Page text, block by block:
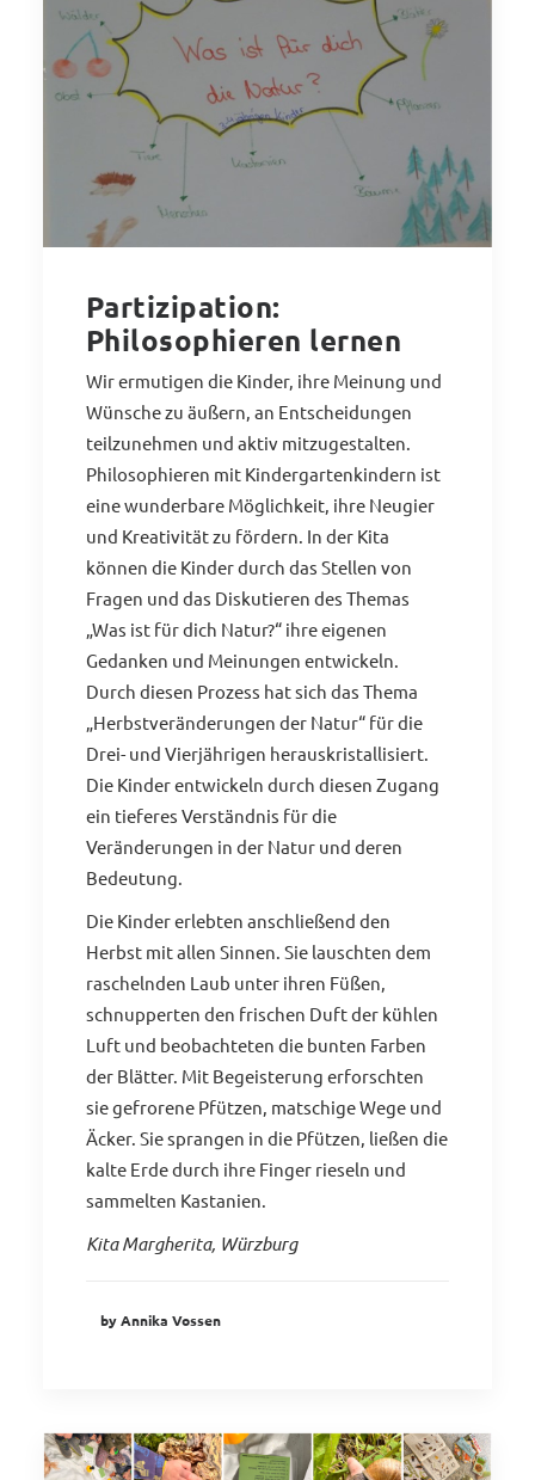
Partizipation:
Philosophieren lernen
Wir ermutigen die Kinder, ihre Meinung und
Wünsche zu äußern, an Entscheidungen
teilzunehmen und aktiv mitzugestalten.
Philosophieren mit Kindergartenkindern ist
eine wunderbare Möglichkeit, ihre Neugier
und Kreativität zu fördern. In der Kita
können die Kinder durch das Stellen von
Fragen und das Diskutieren des Themas
„Was ist für dich Natur?“ ihre eigenen
Gedanken und Meinungen entwickeln.
Durch diesen Prozess hat sich das Thema
„Herbstveränderungen der Natur“ für die
Drei- und Vierjährigen herauskristallisiert.
Die Kinder entwickeln durch diesen Zugang
ein tieferes Verständnis für die
Veränderungen in der Natur und deren
Bedeutung.
Die Kinder erlebten anschließend den
Herbst mit allen Sinnen. Sie lauschten dem
raschelnden Laub unter ihren Füßen,
schnupperten den frischen Duft der kühlen
Luft und beobachteten die bunten Farben
der Blätter. Mit Begeisterung erforschten
sie gefrorene Pfützen, matschige Wege und
Äcker. Sie sprangen in die Pfützen, ließen die
kalte Erde durch ihre Finger rieseln und
sammelten Kastanien.
Kita Margherita, Würzburg
by Annika Vossen